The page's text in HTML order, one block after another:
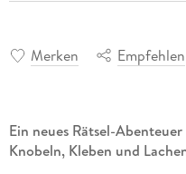
Merken Empfehlen
Ein neues Rätsel-
Knobeln, Kleben und